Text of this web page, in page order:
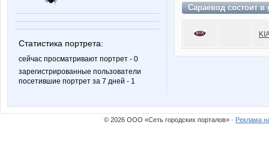
Статистика портрета:
сейчас просматривают портрет - 0
зарегистрированные пользователи
посетившие портрет за 7 дней - 1
Сараевод состоит в
© 2026 ООО «Сеть городских порталов» · Реклама